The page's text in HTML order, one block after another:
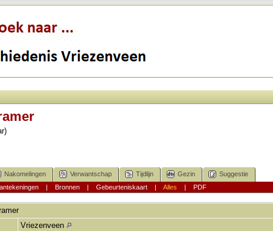
Nakomelingen Verwantschap Tijdlijn Gezin
Suggestie
| Bronnen| Gebeurteniskaart| Alles | PDF
Vriezenveen